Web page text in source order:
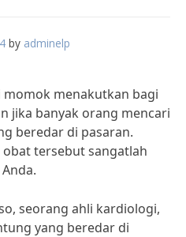
by adminelp
menakutkan bagi
jika banyak orang mencari
beredar di pasaran.
tersebut sangatlah
seorang ahli kardiologi,
yang beredar di